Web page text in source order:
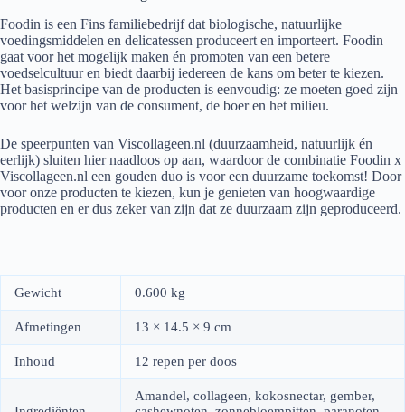
Foodin is een Fins familiebedrijf dat biologische, natuurlijke
voedingsmiddelen en delicatessen produceert en importeert. Foodin
gaat voor het mogelijk maken én promoten van een betere
voedselcultuur en biedt daarbij iedereen de kans om beter te kiezen.
Het basisprincipe van de producten is eenvoudig: ze moeten goed zijn
voor het welzijn van de consument, de boer en het milieu.
De speerpunten van Viscollageen.nl (duurzaamheid, natuurlijk én
eerlijk) sluiten hier naadloos op aan, waardoor de combinatie Foodin x
Viscollageen.nl een gouden duo is voor een duurzame toekomst! Door
voor onze producten te kiezen, kun je genieten van hoogwaardige
producten en er dus zeker van zijn dat ze duurzaam zijn geproduceerd.
Gewicht 0.600 kg
Afmetingen 13 × 14.5 × 9 cm
Inhoud 12 repen per doos
Amandel, collageen, kokosnectar, gember,